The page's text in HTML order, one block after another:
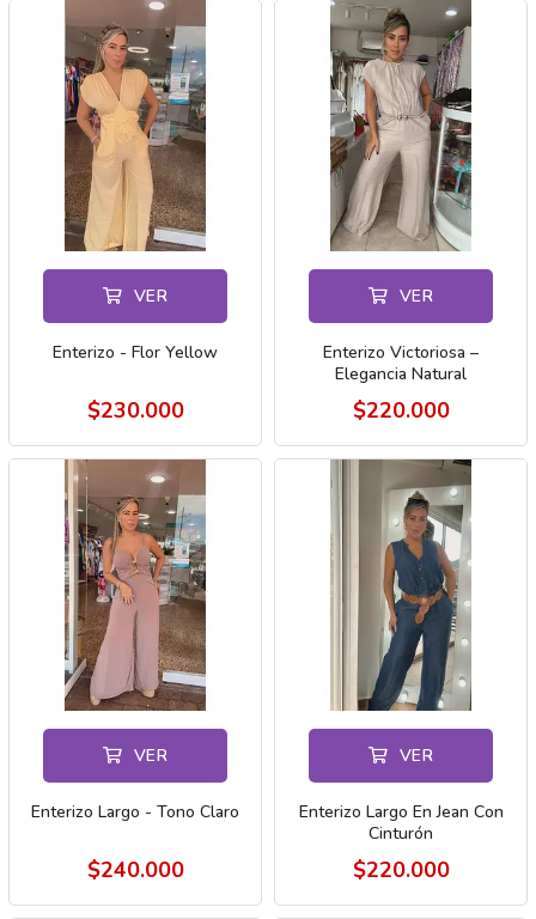
VER
Enterizo - Flor Yellow
$230.000
VER
Enterizo Victoriosa –
Elegancia Natural
$220.000
VER
Enterizo Largo - Tono Claro
$240.000
VER
Enterizo Largo En Jean Con
Cinturón
$220.000